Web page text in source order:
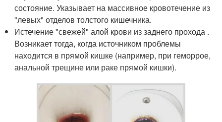
состояние. Указывает на массивное кровотечение из
"левых" отделов толстого кишечника.
Истечение "свежей" алой крови из заднего прохода .
Возникает тогда, когда источником проблемы
находится в прямой кишке (например, при геморрое,
анальной трещине или раке прямой кишки).